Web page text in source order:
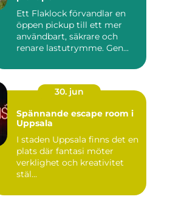
Ett Flaklock förvandlar en
öppen pickup till ett mer
användbart, säkrare och
renare lastutrymme. Gen...
30. jun
Spännande escape room i
Uppsala
I staden Uppsala finns det en
plats där fantasi möter
verklighet och kreativitet
stäl...